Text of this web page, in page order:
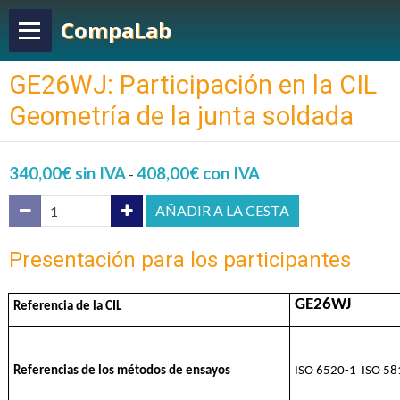
CompaLab
GE26WJ: Participación en la CIL
Geometría de la junta soldada
340,00€ sin IVA - 408,00€ con IVA
AÑADIR A LA CESTA
Presentación para los participantes
Referencia de la CIL GE26WJ
Referencias de los métodos de ensayos ISO 6520-1 ISO